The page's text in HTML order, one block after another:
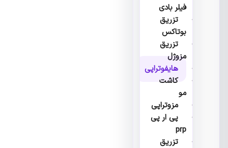
فیلر بادی
تزریق
بوتاکس
تزریق
مزوژل
هایفوتراپی
کاشت
مزوتراپی
پی ار پی
تزریق